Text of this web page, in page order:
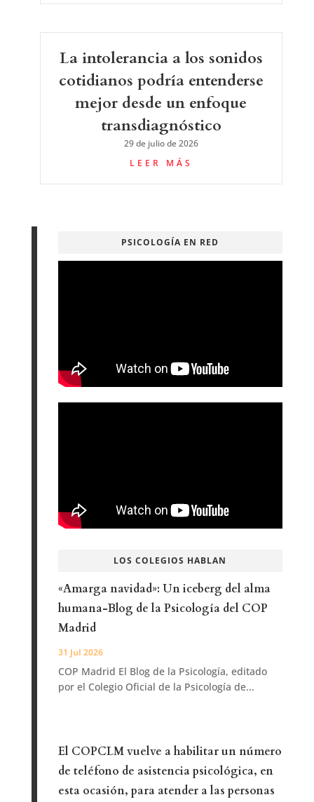
La intolerancia a los sonidos
cotidianos podría entenderse
mejor desde un enfoque
transdiagnóstico
29 de julio de 2026
LEER MÁS
PSICOLOGÍA EN RED
LOS COLEGIOS HABLAN
«Amarga navidad»: Un iceberg del alma
humana-Blog de la Psicología del COP
Madrid
31 Jul 2026
COP Madrid El Blog de la Psicología, editado
por el Colegio Oficial de la Psicología de...
El COPCLM vuelve a habilitar un número
de teléfono de asistencia psicológica, en
esta ocasión, para atender a las personas